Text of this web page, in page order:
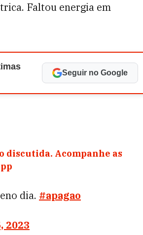
Faltou energia em
Seguir no Google
Acompanhe as
dia. #apagao
2023